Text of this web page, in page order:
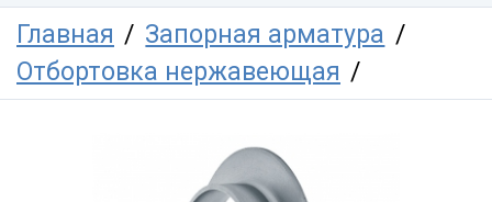
Главная
Запорная арматура
Отбортовка нержавеющая